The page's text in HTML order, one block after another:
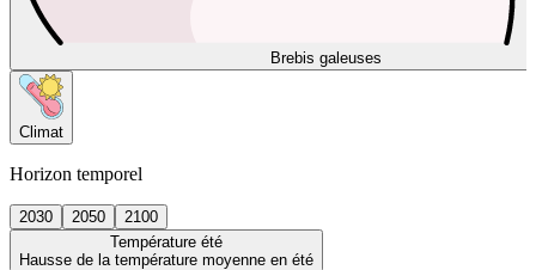
Brebis galeuses
Climat
Horizon temporel
2030 2050
2100
Température été
Hausse de la température moyenne en été